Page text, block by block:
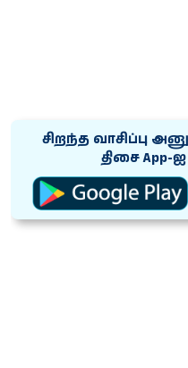
சிறந்த வாசிப்பு
திசை App-